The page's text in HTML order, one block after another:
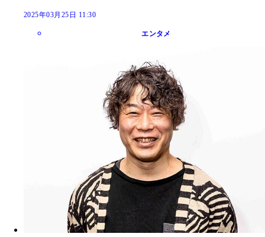
2025年03月25日 11:30
エンタメ